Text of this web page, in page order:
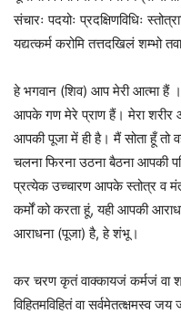
संचारः पदयोः प्रदक्षिणविधिः
यद्यत्कर्म करोमि तत्तदखिलं शम्भो
हे भगवान (शिव) आप मेरी आत्मा हैं ।
आपके गण मेरे प्राण हैं। मेरा शरीर
आपकी पूजा में ही है। मैं सोता हूँ
चलना फिरना उठना बैठना आपकी
प्रत्येक उच्चारण आपके स्तोत्र व
कर्मों को करता हूं, यही आपकी
आराधना (पूजा) है, हे शंभू।
कर चरण कृतं वाक्कायजं कर्मजं वा
विहितमविहितं वा सर्वमेतत्क्षमस्व